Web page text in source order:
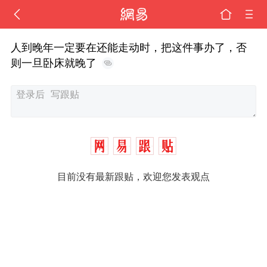
人到晚年一定要在还能走动时，把这件事办了，否
则一旦卧床就晚了
目前没有最新跟贴，欢迎您发表观点